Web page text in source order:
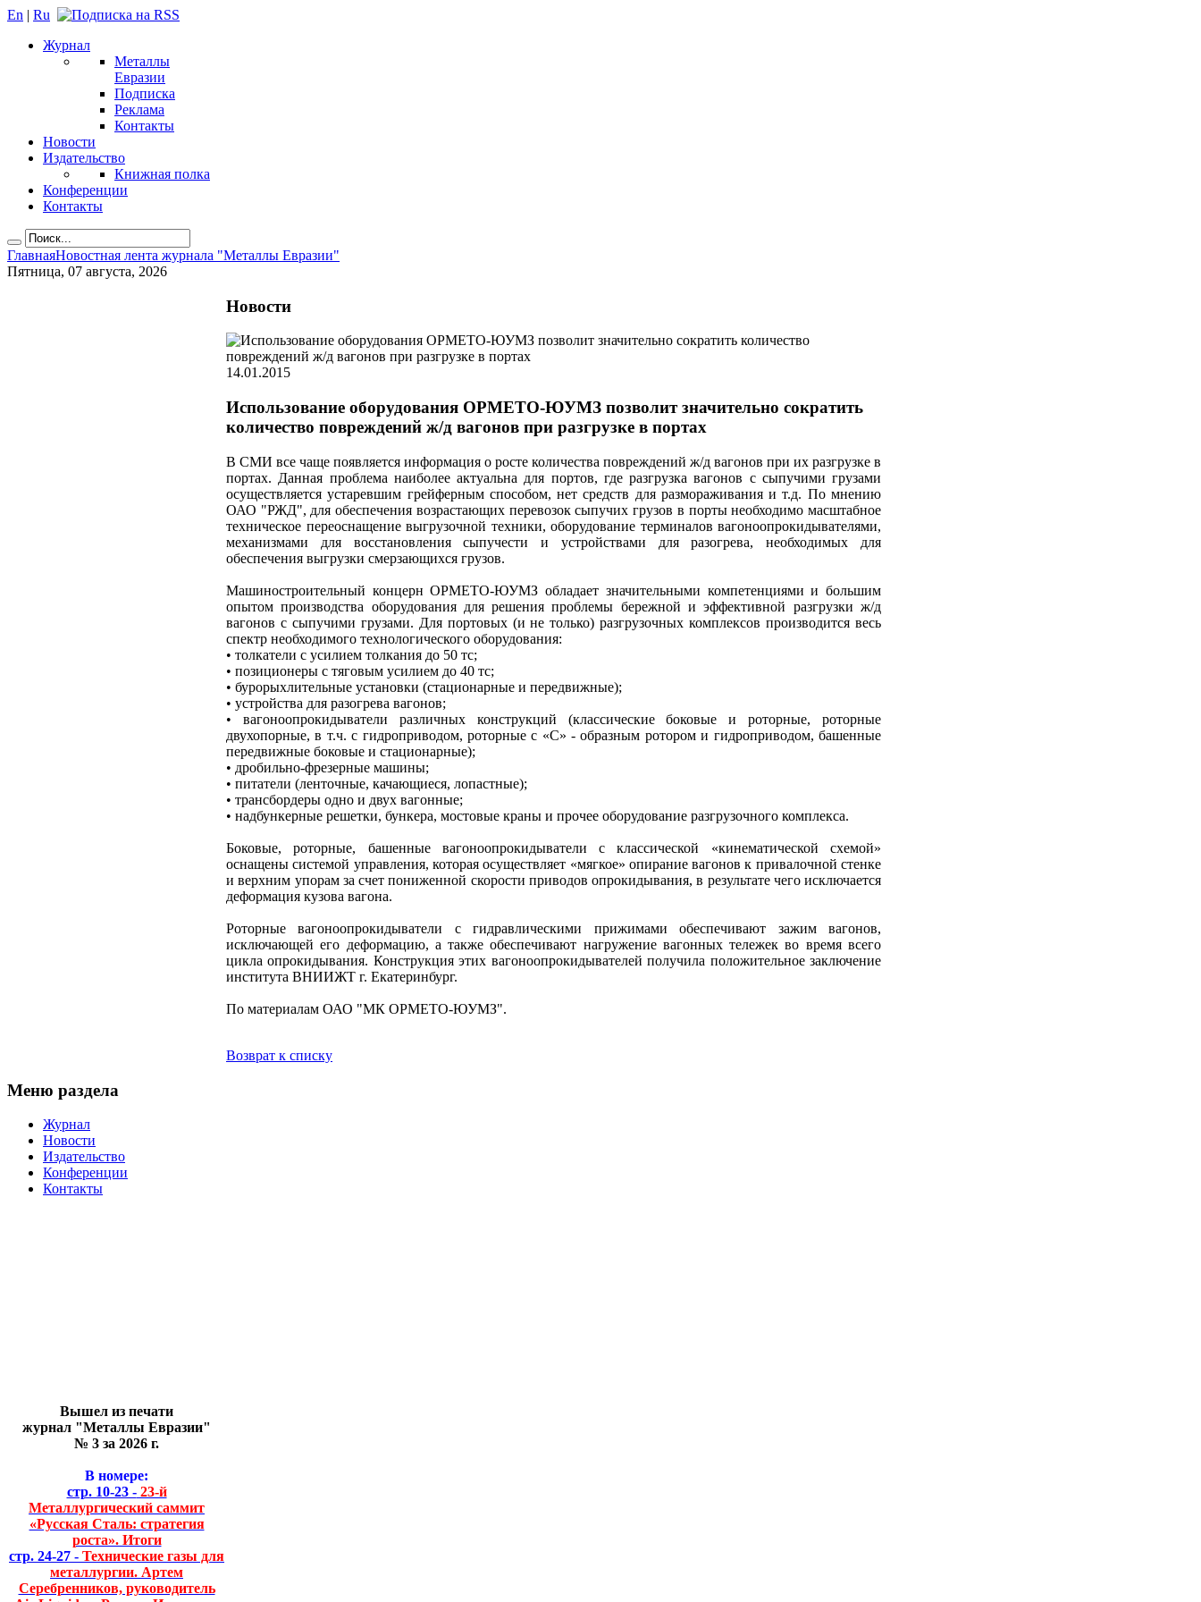
En | Ru
Журнал
Металлы
Евразии
Подписка
Реклама
Контакты
Новости
Издательство
Книжная полка
Конференции
Контакты
ГлавнаяНовостная лента журнала "Металлы Евразии"
Пятница, 07 августа, 2026
Новости
14.01.2015
Использование оборудования ОРМЕТО-ЮУМЗ позволит значительно сократить
количество повреждений ж/д вагонов при разгрузке в портах
В СМИ все чаще появляется информация о росте количества повреждений ж/д вагонов при их разгрузке в
портах. Данная проблема наиболее актуальна для портов, где разгрузка вагонов с сыпучими грузами
осуществляется устаревшим грейферным способом, нет средств для размораживания и т.д. По мнению
ОАО "РЖД", для обеспечения возрастающих перевозок сыпучих грузов в порты необходимо масштабное
техническое переоснащение выгрузочной техники, оборудование терминалов вагоноопрокидывателями,
механизмами для восстановления сыпучести и устройствами для разогрева, необходимых для
обеспечения выгрузки смерзающихся грузов.
Машиностроительный концерн ОРМЕТО-ЮУМЗ обладает значительными компетенциями и большим
опытом производства оборудования для решения проблемы бережной и эффективной разгрузки ж/д
вагонов с сыпучими грузами. Для портовых (и не только) разгрузочных комплексов производится весь
спектр необходимого технологического оборудования:
• толкатели с усилием толкания до 50 тс;
• позиционеры с тяговым усилием до 40 тс;
• бурорыхлительные установки (стационарные и передвижные);
• устройства для разогрева вагонов;
• вагоноопрокидыватели различных конструкций (классические боковые и роторные, роторные
двухопорные, в т.ч. с гидроприводом, роторные с «С» - образным ротором и гидроприводом, башенные
передвижные боковые и стационарные);
• дробильно-фрезерные машины;
• питатели (ленточные, качающиеся, лопастные);
• трансбордеры одно и двух вагонные;
• надбункерные решетки, бункера, мостовые краны и прочее оборудование разгрузочного комплекса.
Боковые, роторные, башенные вагоноопрокидыватели с классической «кинематической схемой»
оснащены системой управления, которая осуществляет «мягкое» опирание вагонов к привалочной стенке
и верхним упорам за счет пониженной скорости приводов опрокидывания, в результате чего исключается
деформация кузова вагона.
Роторные вагоноопрокидыватели с гидравлическими прижимами обеспечивают зажим вагонов,
исключающей его деформацию, а также обеспечивают нагружение вагонных тележек во время всего
цикла опрокидывания. Конструкция этих вагоноопрокидывателей получила положительное заключение
института ВНИИЖТ г. Екатеринбург.
По материалам ОАО "МК ОРМЕТО-ЮУМЗ".
Возврат к списку
Меню раздела
Журнал
Новости
Издательство
Конференции
Контакты
Вышел из печати
журнал "Металлы Евразии"
№ 3 за 2026 г.
В номере:
стр. 10-23 -23-й
Металлургический саммит
«Русская Сталь: стратегия
роста». Итоги
стр. 24-27 - Технические газы для
металлургии. Артем
Серебренников, руководитель